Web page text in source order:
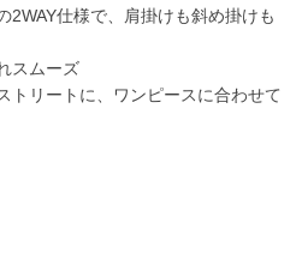
2WAY仕様で、肩掛けも斜め掛けも
スムーズ
トリートに、ワンピースに合わせて